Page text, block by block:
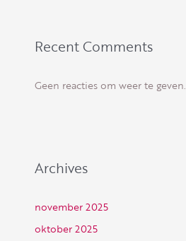
Recent Comments
Geen reacties om weer te geven.
Archives
november 2025
oktober 2025